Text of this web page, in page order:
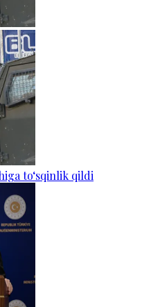
to‘sqinlik qildi